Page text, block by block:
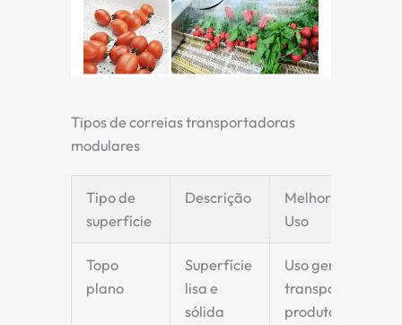
Tipos de correias transportadoras
modulares
Tipo de
superfície
Descrição
Melhor Caso de
Uso
Topo
plano
Superfície
lisa e
sólida
Uso geral, para
transportar
produtos